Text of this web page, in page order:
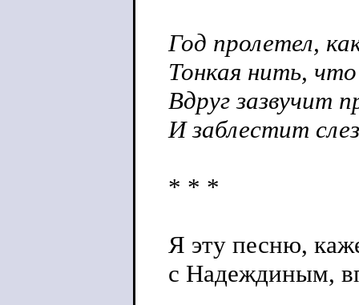
Год пролетел,
Тонкая нить,
Вдруг зазвучит
И заблестит
* * *
Я эту песню,
с Надеждиным,